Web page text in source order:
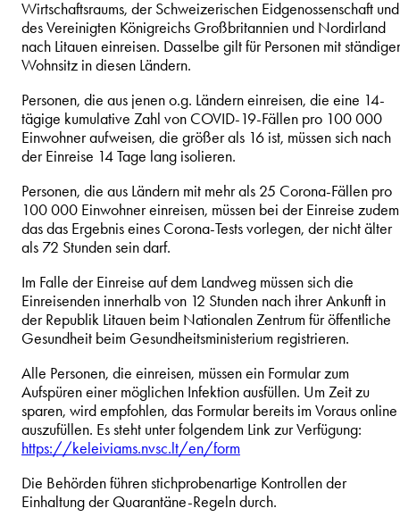
Wirtschaftsraums, der Schweizerischen Eidgenossenschaft und
des Vereinigten Königreichs Großbritannien und Nordirland
nach Litauen einreisen. Dasselbe gilt für Personen mit
Wohnsitz in diesen Ländern.
Personen, die aus jenen o.g. Ländern einreisen, die eine 14-
tägige kumulative Zahl von COVID-19-Fällen pro 100 000
Einwohner aufweisen, die größer als 16 ist, müssen sich nach
der Einreise 14 Tage lang isolieren.
Personen, die aus Ländern mit mehr als 25 Corona-Fällen pro
100 000 Einwohner einreisen, müssen bei der Einreise zudem
das das Ergebnis eines Corona-Tests vorlegen, der nicht älter
als 72 Stunden sein darf.
Im Falle der Einreise auf dem Landweg müssen sich die
Einreisenden innerhalb von 12 Stunden nach ihrer Ankunft in
der Republik Litauen beim Nationalen Zentrum für öffentliche
Gesundheit beim Gesundheitsministerium registrieren.
Alle Personen, die einreisen, müssen ein Formular zum
Aufspüren einer möglichen Infektion ausfüllen. Um Zeit zu
sparen, wird empfohlen, das Formular bereits im Voraus online
auszufüllen. Es steht unter folgendem Link zur Verfügung:
https://keleiviams.nvsc.lt/en/form
Die Behörden führen stichprobenartige Kontrollen der
Einhaltung der Quarantäne-Regeln durch.